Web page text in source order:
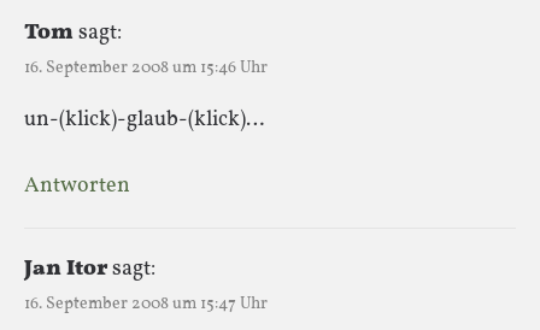
Tomsagt:
16. September 2008 um 15:46 Uhr
un-(klick)-glaub-(klick)…
Antworten
Jan Itorsagt:
16. September 2008 um 15:47 Uhr